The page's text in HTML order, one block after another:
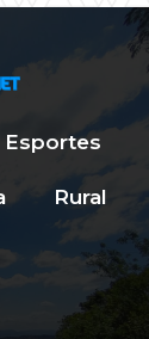
Esportes
Rural